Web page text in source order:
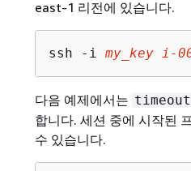
east-1 리전에 있습니다.
ssh -i my_key i-
다음 예제에서는
합니다. 세션 중에 시작된
수 있습니다.